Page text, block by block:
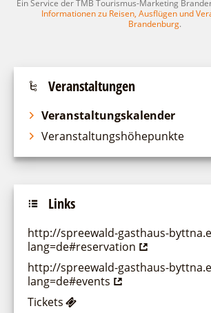
Ein Service der TMB Tourismus-Marketing
Informationen zu Reisen, Ausflügen und
Brandenburg.
Veranstaltungen
Veranstaltungskalender
Veranstaltungshöhepunkte
Links
http://spreewald-gasthaus-
lang=de#reservation
http://spreewald-gasthaus-
lang=de#events
Tickets